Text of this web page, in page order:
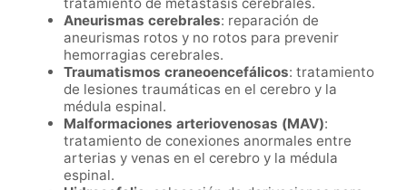
Aneurismas cerebrales: reparación de
aneurismas rotos y no rotos para prevenir
hemorragias cerebrales.
Traumatismos craneoencefálicos: tratamiento
de lesiones traumáticas en el cerebro y la
médula espinal.
Malformaciones arteriovenosas (MAV):
tratamiento de conexiones anormales entre
arterias y venas en el cerebro y la médula
espinal.